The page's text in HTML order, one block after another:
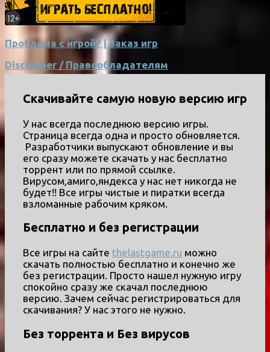
Проблема с игрой? | Заказ игр
Disclaimer / Правообладателям
Скачивайте самую новую версию игр
У нас всегда последнюю версию игры.
Страница всегда одна и просто обновляется.
Разработчики выпускают обновление и вы
его сразу можете скачать у нас бесплатно
торрент или по прямой ссылке.
Вирусом,амиго,яндекса у нас нет никогда не
будет!! Все игры чистые и пиратки всегда
взломанные рабочим кряком.
Бесплатно и без регистрации
Все игры на сайте thelastgame.ru можно
скачать полностью бесплатно и конечно же
без регистрации. Просто нашел нужную игру
спокойно сразу же скачал последнюю
версию. Зачем сейчас регистрироваться для
скачивания? У нас этого не нужно.
Без торрента и Без вирусов